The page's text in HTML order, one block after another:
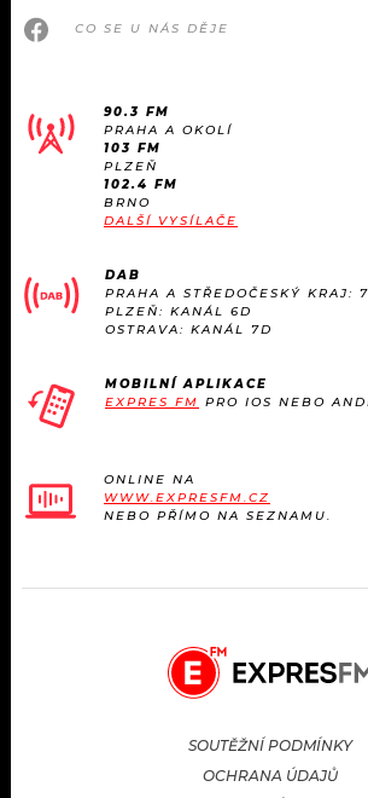
CO SE U NÁS DĚJE
90.3 FM
PRAHA A OKOLÍ
103 FM
PLZEŇ
102.4 FM
BRNO
DALŠÍ VYSÍLAČE
DAB
PRAHA A STŘEDOČESKÝ KRAJ:
PLZEŇ: KANÁL 6D
OSTRAVA: KANÁL 7D
MOBILNÍ APLIKACE
EXPRES FM PRO IOS NEBO
ONLINE NA
WWW.EXPRESFM.CZ
NEBO PŘÍMO NA SEZNAMU.
SOUTĚŽNÍ PODMÍNKY
OCHRANA ÚDAJŮ